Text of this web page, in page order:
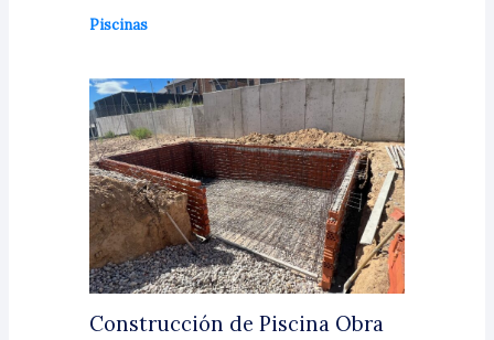
Piscinas
Construcción de Piscina Obra